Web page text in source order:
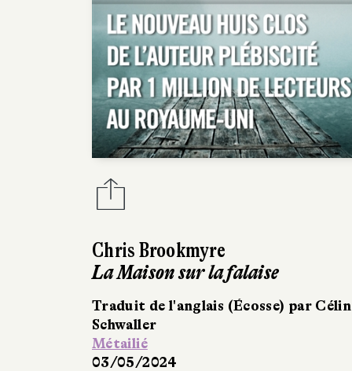
Chris Brookmyre
La Maison sur la falaise
Traduit de l'anglais (Écosse) par
Schwaller
Métailié
03/05/2024